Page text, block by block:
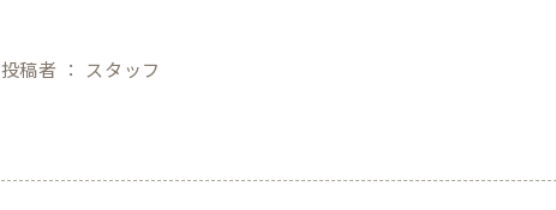
投稿者 ： スタッフ